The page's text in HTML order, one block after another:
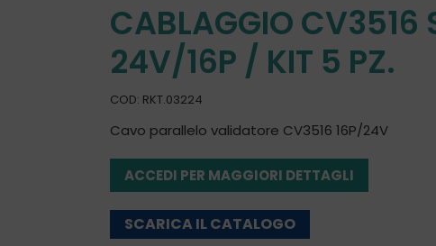
CABLAGGIO CV3516
24V/16P / KIT 5 PZ.
COD: RKT.03224
Cavo parallelo validatore CV3516 16P/24V
ACCEDI PER MAGGIORI DETTAGLI
SCARICA IL CATALOGO